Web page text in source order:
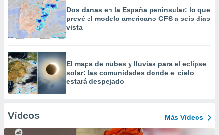
Dos danas en la España peninsular: lo que
prevé el modelo americano GFS a seis días
vista
​El mapa de nubes y lluvias para el eclipse
solar: las comunidades donde el cielo
estará despejado
Vídeos Más Vídeos